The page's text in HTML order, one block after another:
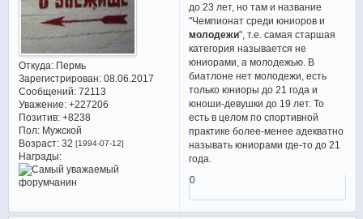
Откуда:Пермь
Зарегистрирован: 08.06.2017
Сообщений:72113
Уважение: +227206
Позитив: +8238
Пол:Мужской
Возраст:32 [1994-07-12]
Награды:
до 23 лет, но там и название
"Чемпионат среди юниоров и
молодежи", т.е. самая старшая
категория называется не
юниорами, а молодежью. В
биатлоне нет молодежи, есть
только юниоры до 21 года и
юноши-девушки до 19 лет. То
есть в целом по спортивной
практике более-менее адекватно
называть юниорами где-то до 21
года.
0